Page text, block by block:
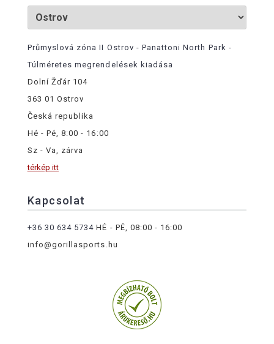
Průmyslová zóna II Ostrov - Panattoni North Park -
Túlméretes megrendelések kiadása
Dolní Žďár 104
363 01 Ostrov
Česká republika
Hé - Pé, 8:00 - 16:00
Sz - Va, zárva
térkép itt
Kapcsolat
+36 30 634 5734 HÉ - PÉ, 08:00 - 16:00
info@gorillasports.hu